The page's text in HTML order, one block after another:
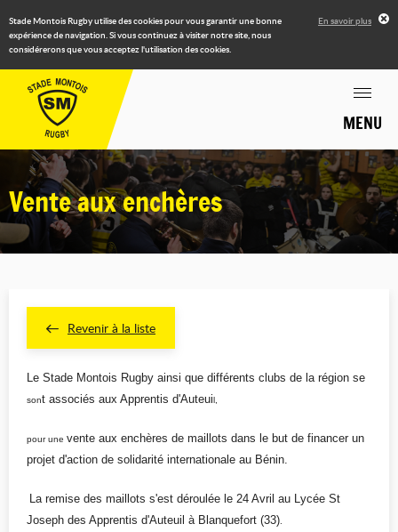
Stade Montois Rugby utilise des cookies pour vous garantir une bonne
expérience de navigation. Si vous continuez à visiter notre site, nous
considérerons que vous acceptez l'utilisation des cookies.
En savoir plus
MENU
Vente aux enchères
Revenir à la liste
Le Stade Montois Rugby ainsi que différents clubs de la région se
sont associés aux Apprentis d'Auteuil,
pour une vente aux enchères de maillots dans le but de financer un
projet d'action de solidarité internationale au Bénin.
La remise des maillots s'est déroulée le 24 Avril au Lycée St
Joseph des Apprentis d'Auteuil à Blanquefort (33)